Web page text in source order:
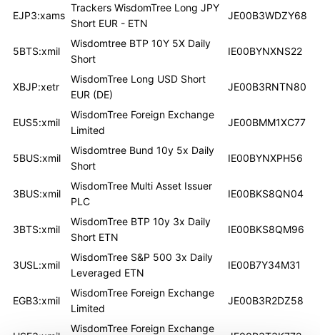
EJP3:xams
Trackers WisdomTree Long JPY
Short EUR - ETN
JE00B3WDZY68
5BTS:xmil
Wisdomtree BTP 10Y 5X Daily
Short
IE00BYNXNS22
XBJP:xetr
WisdomTree Long USD Short
EUR (DE)
JE00B3RNTN80
EUS5:xmil
WisdomTree Foreign Exchange
Limited
JE00BMM1XC77
5BUS:xmil
Wisdomtree Bund 10y 5x Daily
Short
IE00BYNXPH56
3BUS:xmil
WisdomTree Multi Asset Issuer
PLC
IE00BKS8QN04
3BTS:xmil
WisdomTree BTP 10y 3x Daily
Short ETN
IE00BKS8QM96
3USL:xmil
WisdomTree S&P 500 3x Daily
Leveraged ETN
IE00B7Y34M31
EGB3:xmil
WisdomTree Foreign Exchange
Limited
JE00B3R2DZ58
WisdomTree Foreign Exchange